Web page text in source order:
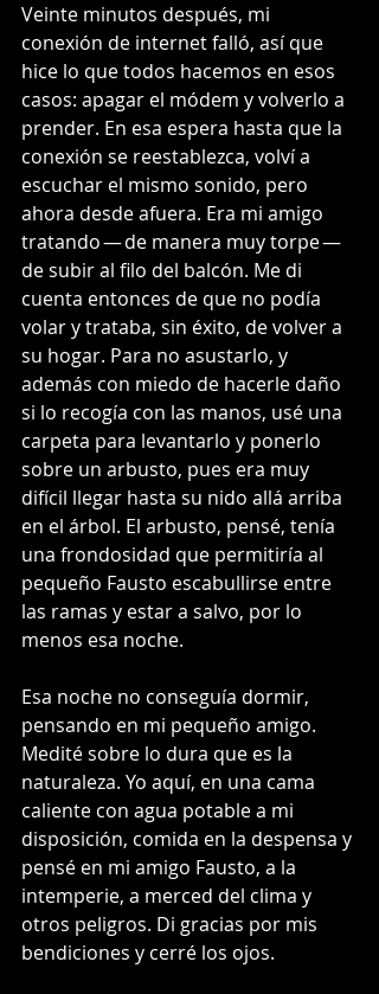
Veinte minutos después, mi
conexión de internet falló, así que
hice lo que todos hacemos en esos
casos: apagar el módem y volverlo a
prender. En esa espera hasta que la
conexión se reestablezca, volví a
escuchar el mismo sonido, pero
ahora desde afuera. Era mi amigo
tratando — de manera muy torpe —
de subir al filo del balcón. Me di
cuenta entonces de que no podía
volar y trataba, sin éxito, de volver a
su hogar. Para no asustarlo, y
además con miedo de hacerle daño
si lo recogía con las manos, usé una
carpeta para levantarlo y ponerlo
sobre un arbusto, pues era muy
difícil llegar hasta su nido allá arriba
en el árbol. El arbusto, pensé, tenía
una frondosidad que permitiría al
pequeño Fausto escabullirse entre
las ramas y estar a salvo, por lo
menos esa noche.
Esa noche no conseguía dormir,
pensando en mi pequeño amigo.
Medité sobre lo dura que es la
naturaleza. Yo aquí, en una cama
caliente con agua potable a mi
disposición, comida en la despensa y
pensé en mi amigo Fausto, a la
intemperie, a merced del clima y
otros peligros. Di gracias por mis
bendiciones y cerré los ojos.